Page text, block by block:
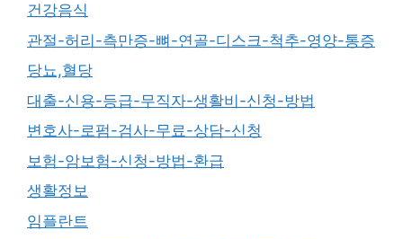
건강음식
관절-허리-측만증-뼈-연골-디스크-척추-영양-통증
당뇨,혈당
대출-신용-등급-무직자-생활비-신청-방법
변호사-로펌-검사-무료-상담-신청
보험-암보험-신청-방법-환급
생활정보
임플란트